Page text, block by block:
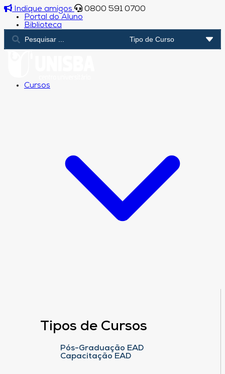
Indique amigos
0800 591 0700
Portal do Aluno
Biblioteca
Cursos
Tipos de Cursos
Pós-Graduação EAD
Capacitação EAD